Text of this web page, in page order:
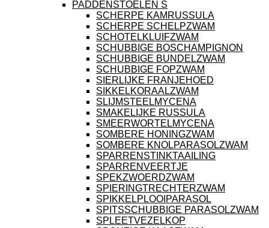
PADDENSTOELEN S
SCHERPE KAMRUSSULA
SCHERPE SCHELPZWAM
SCHOTELKLUIFZWAM
SCHUBBIGE BOSCHAMPIGNON
SCHUBBIGE BUNDELZWAM
SCHUBBIGE FOPZWAM
SIERLIJKE FRANJEHOED
SIKKELKORAALZWAM
SLIJMSTEELMYCENA
SMAKELIJKE RUSSULA
SMEERWORTELMYCENA
SOMBERE HONINGZWAM
SOMBERE KNOLPARASOLZWAM
SPARRENSTINKTAAILING
SPARRENVEERTJE
SPEKZWOERDZWAM
SPIERINGTRECHTERZWAM
SPIKKELPLOOIPARASOL
SPITSSCHUBBIGE PARASOLZWAM
SPLEETVEZELKOP